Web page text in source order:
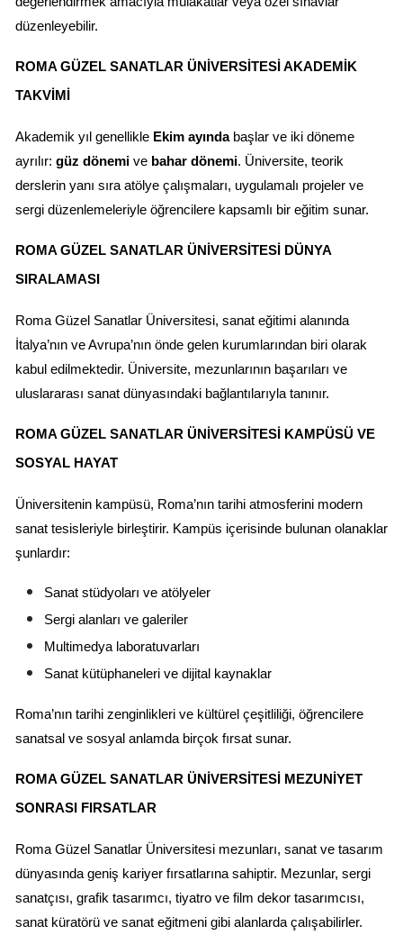
düzenleyebilir.
ROMA GÜZEL SANATLAR ÜNIVERSITESI AKADEMIK
TAKVIMI
Akademik yıl genellikle Ekim ayında başlar ve iki döneme
ayrılır: güz dönemi ve bahar dönemi. Üniversite, teorik
derslerin yanı sıra atölye çalışmaları, uygulamalı projeler ve
sergi düzenlemeleriyle öğrencilere kapsamlı bir eğitim sunar.
ROMA GÜZEL SANATLAR ÜNIVERSITESI DÜNYA
SIRALAMASI
Roma Güzel Sanatlar Üniversitesi, sanat eğitimi alanında
İtalya’nın ve Avrupa’nın önde gelen kurumlarından biri olarak
kabul edilmektedir. Üniversite, mezunlarının başarıları ve
uluslararası sanat dünyasındaki bağlantılarıyla tanınır.
ROMA GÜZEL SANATLAR ÜNIVERSITESI KAMPÜSÜ VE
SOSYAL HAYAT
Üniversitenin kampüsü, Roma’nın tarihi atmosferini modern
sanat tesisleriyle birleştirir. Kampüs içerisinde bulunan olanaklar
şunlardır:
Sanat stüdyoları ve atölyeler
Sergi alanları ve galeriler
Multimedya laboratuvarları
Sanat kütüphaneleri ve dijital kaynaklar
Roma’nın tarihi zenginlikleri ve kültürel çeşitliliği, öğrencilere
sanatsal ve sosyal anlamda birçok fırsat sunar.
ROMA GÜZEL SANATLAR ÜNIVERSITESI MEZUNIYET
SONRASI FIRSATLAR
Roma Güzel Sanatlar Üniversitesi mezunları, sanat ve tasarım
dünyasında geniş kariyer fırsatlarına sahiptir. Mezunlar, sergi
sanatçısı, grafik tasarımcı, tiyatro ve film dekor tasarımcısı,
sanat küratörü ve sanat eğitmeni gibi alanlarda çalışabilirler.